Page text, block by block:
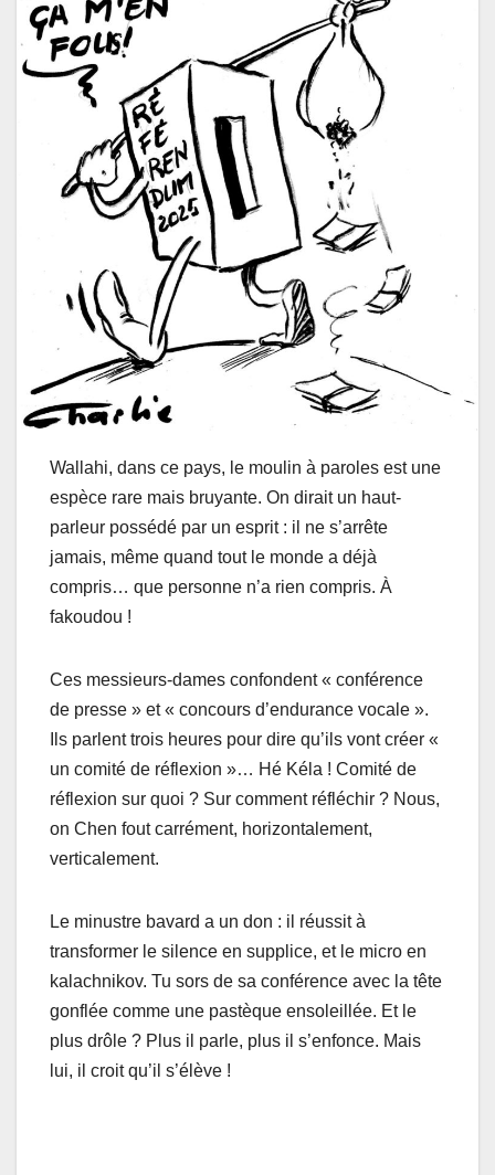
Wallahi, dans ce pays, le moulin à paroles est une
espèce rare mais bruyante. On dirait un haut-
parleur possédé par un esprit : il ne s’arrête
jamais, même quand tout le monde a déjà
compris… que personne n’a rien compris. À
fakoudou !
Ces messieurs-dames confondent « conférence
de presse » et « concours d’endurance vocale ».
Ils parlent trois heures pour dire qu’ils vont créer «
un comité de réflexion »… Hé Kéla ! Comité de
réflexion sur quoi ? Sur comment réfléchir ? Nous,
on Chen fout carrément, horizontalement,
verticalement.
Le minustre bavard a un don : il réussit à
transformer le silence en supplice, et le micro en
kalachnikov. Tu sors de sa conférence avec la tête
gonflée comme une pastèque ensoleillée. Et le
plus drôle ? Plus il parle, plus il s’enfonce. Mais
lui, il croit qu’il s’élève !